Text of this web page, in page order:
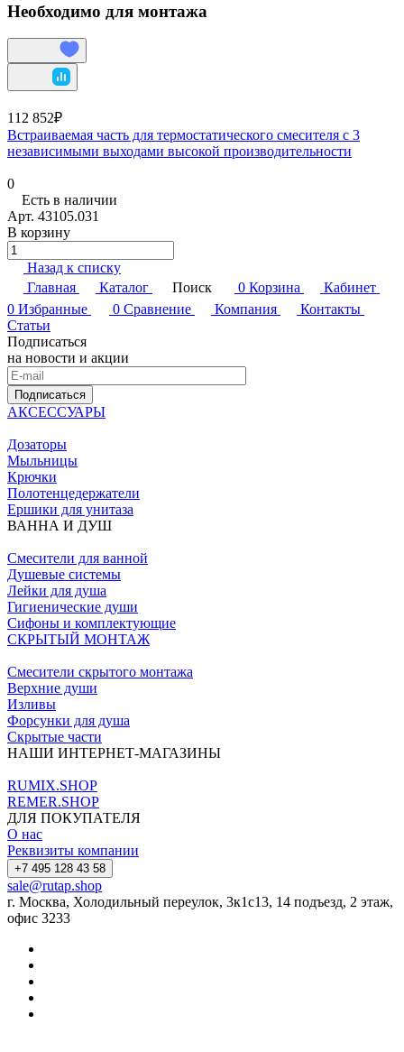
Необходимо для монтажа
112 852₽
Встраиваемая часть для термостатического смесителя с 3
независимыми выходами высокой производительности
0
Есть в наличии
Арт. 43105.031
В корзину
Назад к списку
Главная
Каталог Поиск 0 Корзина
Кабинет
0 Избранные 0 Сравнение Компания
Контакты
Статьи
Подписаться
на новости и акции
Подписаться
АКСЕССУАРЫ
Дозаторы
Мыльницы
Крючки
Полотенцедержатели
Ершики для унитаза
ВАННА И ДУШ
Смесители для ванной
Душевые системы
Лейки для душа
Гигиенические души
Сифоны и комплектующие
СКРЫТЫЙ МОНТАЖ
Смесители скрытого монтажа
Верхние души
Изливы
Форсунки для душа
Скрытые части
НАШИ ИНТЕРНЕТ-МАГАЗИНЫ
RUMIX.SHOP
REMER.SHOP
ДЛЯ ПОКУПАТЕЛЯ
О нас
Реквизиты компании
+7 495 128 43 58
sale@rutap.shop
г. Москва, Холодильный переулок, 3к1с13, 14 подъезд, 2 этаж,
офис 3233